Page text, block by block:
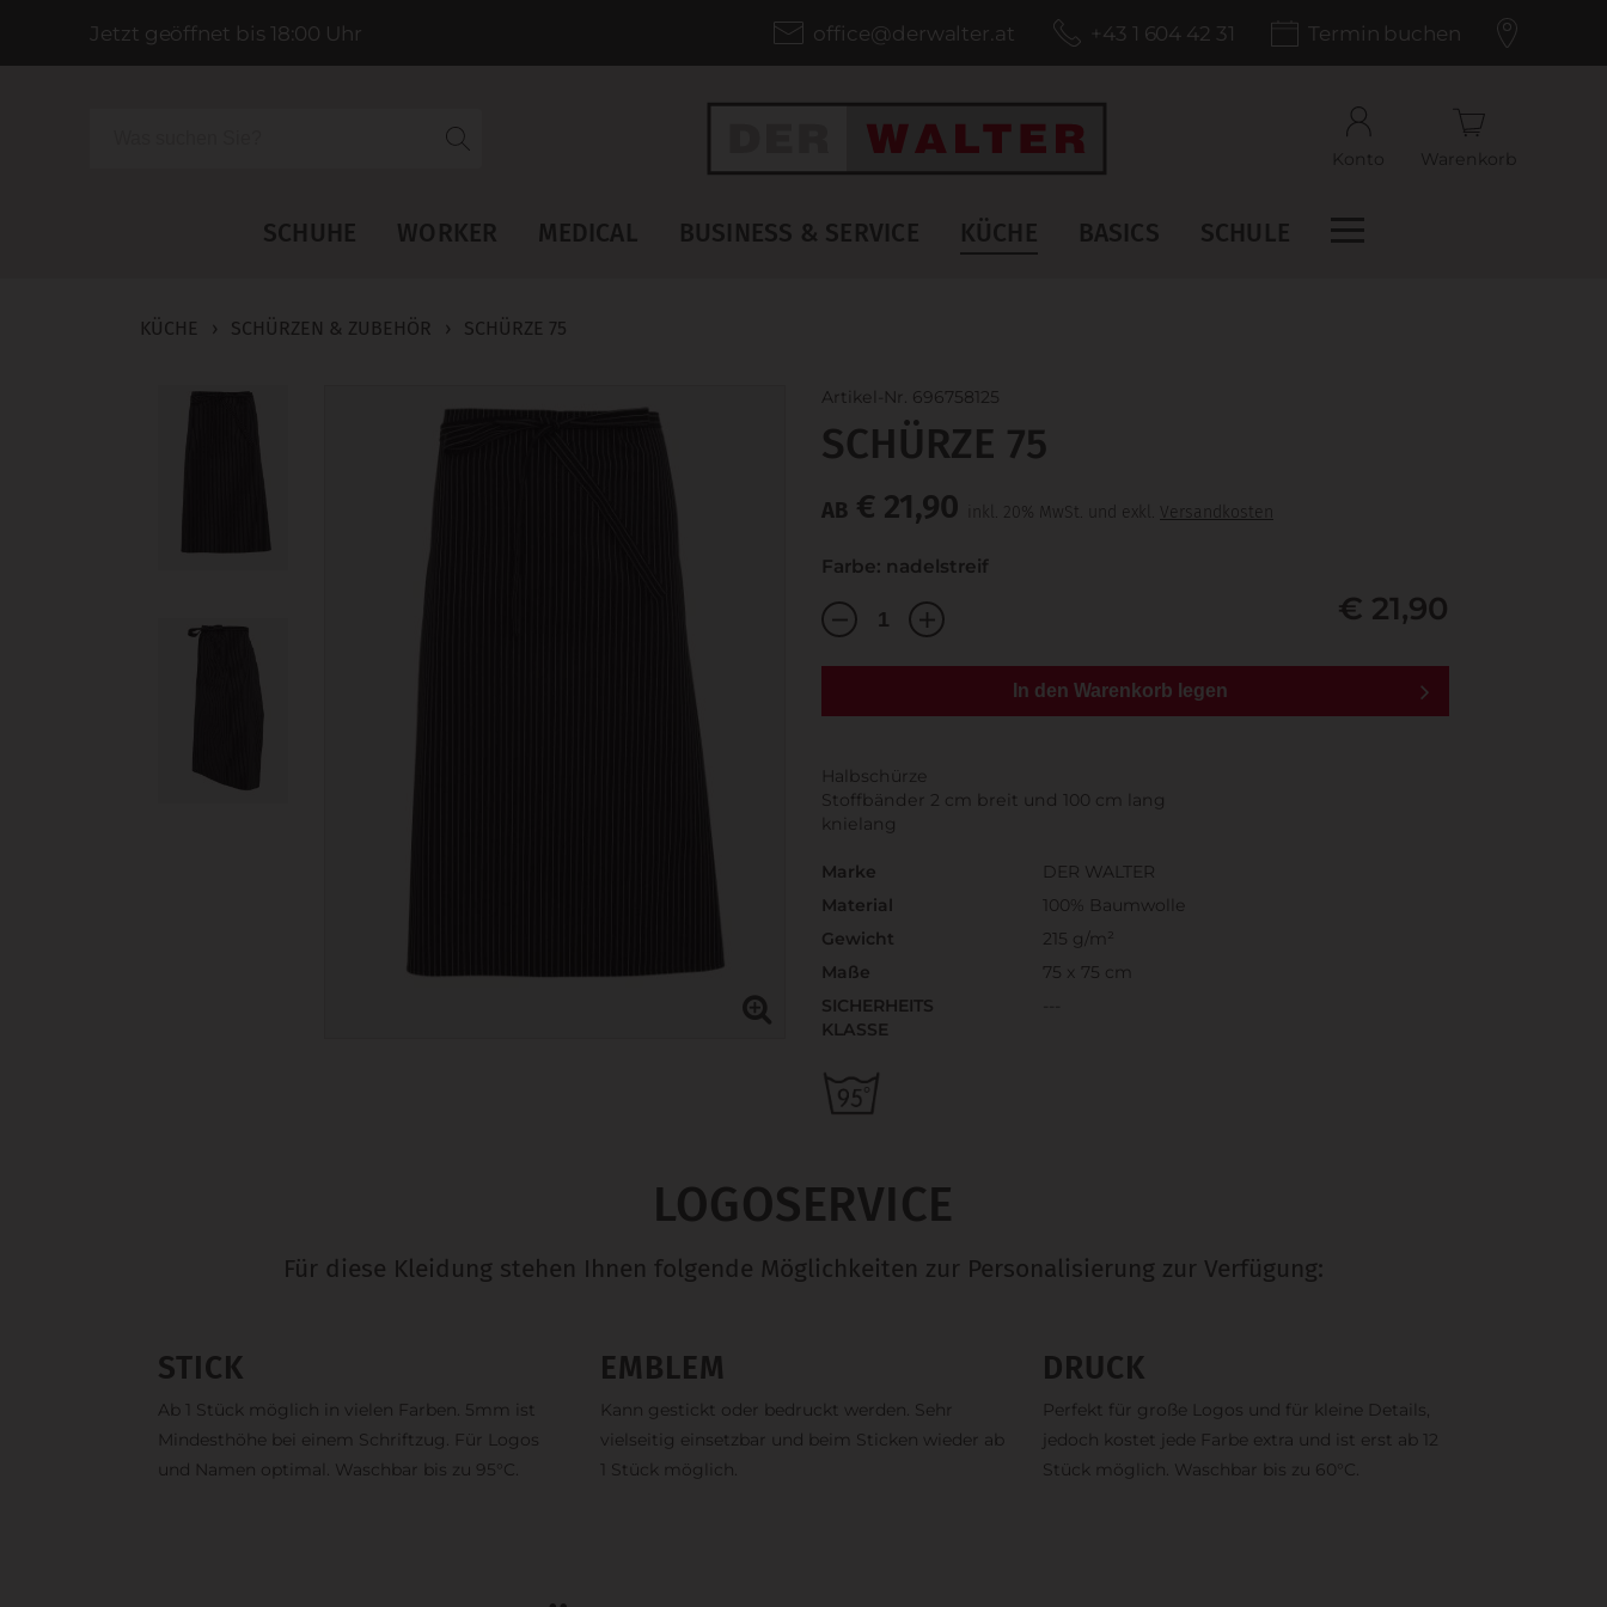
Jetzt geöffnet bis 18:00 Uhr office@derwalter.at +43 1 604 42 31 Termin buchen
Konto
Warenkorb
SCHUHE WORKER MEDICAL BUSINESS & SERVICE KÜCHE BASICS SCHULE
KÜCHE › SCHÜRZEN & ZUBEHÖR › SCHÜRZE 75
Artikel-Nr. 696758125
SCHÜRZE 75
AB € 21,90 inkl. 20% MwSt. und exkl. Versandkosten
Farbe: nadelstreif
€ 21,90
In den Warenkorb legen
Halbschürze
Stoffbänder 2 cm breit und 100 cm lang
knielang
Marke
DER WALTER
Material
100% Baumwolle
Gewicht
215 g/m²
Maße
75 x 75 cm
SICHERHEITS
KLASSE
LOGOSERVICE
Für diese Kleidung stehen Ihnen folgende Möglichkeiten zur Personalisierung zur Verfügung:
STICK
Ab 1 Stück möglich in vielen Farben. 5mm ist
Mindesthöhe bei einem Schriftzug. Für Logos
und Namen optimal. Waschbar bis zu 95°C.
EMBLEM
Kann gestickt oder bedruckt werden. Sehr
vielseitig einsetzbar und beim Sticken wieder ab
1 Stück möglich.
DRUCK
Perfekt für große Logos und für kleine Details,
jedoch kostet jede Farbe extra und ist erst ab 12
Stück möglich. Waschbar bis zu 60°C.